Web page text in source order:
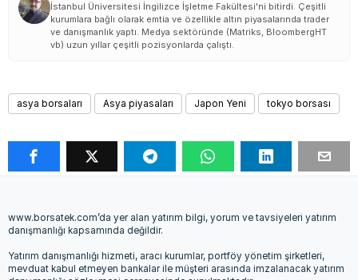
İstanbul Üniversitesi İngilizce İşletme Fakültesi'ni bitirdi. Çeşitli
kurumlara bağlı olarak emtia ve özellikle altın piyasalarında trader
ve danışmanlık yaptı. Medya sektöründe (Matriks, BloombergHT
vb) uzun yıllar çeşitli pozisyonlarda çalıştı.
asya borsaları Asya piyasaları Japon Yeni tokyo borsası
www.borsatek.com’da yer alan yatırım bilgi, yorum ve tavsiyeleri yatırım
danışmanlığı kapsamında değildir.
Yatırım danışmanlığı hizmeti, aracı kurumlar, portföy yönetim şirketleri,
mevduat kabul etmeyen bankalar ile müşteri arasında imzalanacak yatırım